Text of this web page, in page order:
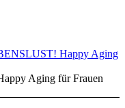
Aging für Frauen